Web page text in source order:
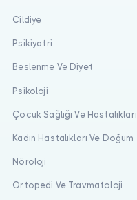
Cildiye
Psikiyatri
Beslenme Ve Diyet
Psikoloji
Çocuk Sağlığı Ve Hastalıkları
Kadın Hastalıkları Ve Doğum
Nöroloji
Ortopedi Ve Travmatoloji